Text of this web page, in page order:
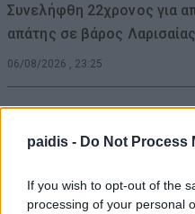
paidis - Do Not Process
If you wish to opt-out of the
processing of your personal
Συνελήφθη 22χρονος για
απάτης σε βάρος Λαρισαίας
06/08/2026 , 23:25
ΠΕΑΕΑ – ΔΣΕ και Ενωση
τιμούν τον αγωωνιστή
06/08/2026 , 23:19